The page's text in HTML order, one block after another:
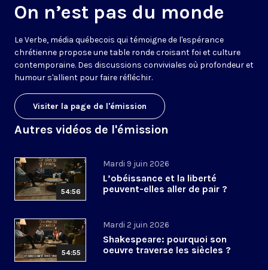
On n’est pas du monde
Le Verbe, média québecois qui témoigne de l'espérance
chrétienne propose une table ronde croisant foi et culture
contemporaine. Des discussions conviviales où profondeur et
humour s'allient pour faire réfléchir.
Visiter la page de l'émission
Autres vidéos de l'émission
54:56
Mardi 9 juin 2026
L’obéissance et la liberté
peuvent-elles aller de pair ?
54:55
Mardi 2 juin 2026
Shakespeare: pourquoi son
oeuvre traverse les siècles ?